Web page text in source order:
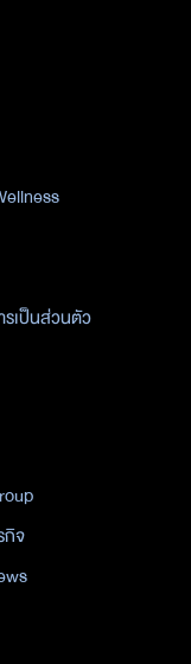
เป็นส่วนตัว
กิจ